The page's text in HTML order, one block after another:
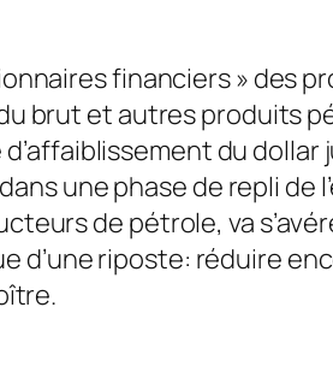
financiers » des
brut et autres produits
du dollar
une phase de repli de
de pétrole, va
d’une riposte: réduire